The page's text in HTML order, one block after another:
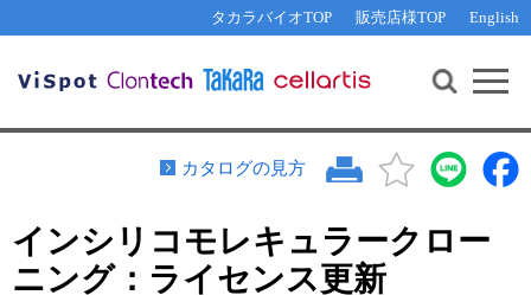
タカラバイオTOP 販売店様TOP English
機能解析・サイレンシング
PCR・等温増幅
その他 ライセンスに関するご相談
遺伝子組換え生物該当製品
研究支援ツール
Cut-Site Navigator 制限酵素切断サイトの検索
In-Fusion Cloning プライマー設計
抗体検索サイト
リアルタイムPCR（インターカレーター法）
お問い合わせ WEB会員登録
カタログの見方
インシリコモレキュラークロー
ニング：ライセンス更新